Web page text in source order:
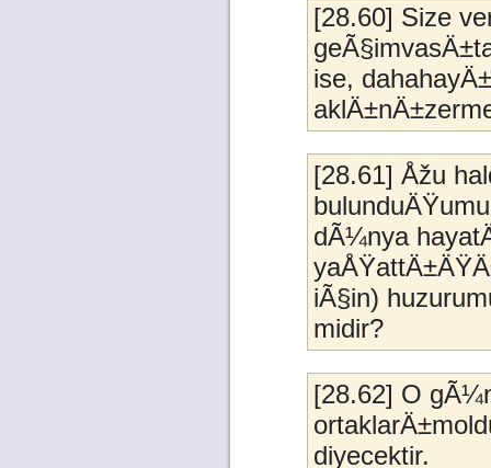
[28.60] Size
ise,
[28.61] Åžu
dÃ¼nya
iÃ§in)
midir?
[28.62] O
diyecektir.